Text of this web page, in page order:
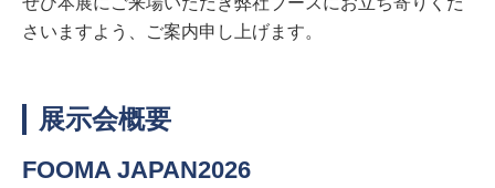
さいますよう、ご案内申し上げます。
展示会概要
FOOMA JAPAN2026